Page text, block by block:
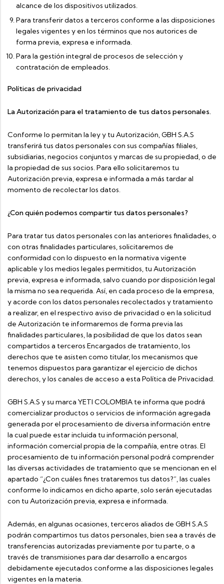
alcance de los dispositivos utilizados.
Para transferir datos a terceros conforme a las disposiciones
legales vigentes y en los términos que nos autorices de
forma previa, expresa e informada.
Para la gestión integral de procesos de selección y
contratación de empleados.
Políticas de privacidad
La Autorización para el tratamiento de tus datos personales.
Conforme lo permitan la ley y tu Autorización, GBH S.A.S
transferirá tus datos personales con sus compañías filiales,
subsidiarias, negocios conjuntos y marcas de su propiedad, o de
la propiedad de sus socios. Para ello solicitaremos tu
Autorización previa, expresa e informada a más tardar al
momento de recolectar los datos.
¿Con quién podemos compartir tus datos personales?
Para tratar tus datos personales con las anteriores finalidades, o
con otras finalidades particulares, solicitaremos de
conformidad con lo dispuesto en la normativa vigente
aplicable y los medios legales permitidos, tu Autorización
previa, expresa e informada, salvo cuando por disposición legal
la misma no sea requerida. Así, en cada proceso de la empresa,
y acorde con los datos personales recolectados y tratamiento
a realizar, en el respectivo aviso de privacidad o en la solicitud
de Autorización te informaremos de forma previa las
finalidades particulares, la posibilidad de que los datos sean
compartidos a terceros Encargados de tratamiento, los
derechos que te asisten como titular, los mecanismos que
tenemos dispuestos para garantizar el ejercicio de dichos
derechos, y los canales de acceso a esta Política de Privacidad.
GBH S.A.S y su marca YETI COLOMBIA te informa que podrá
comercializar productos o servicios de información agregada
generada por el procesamiento de diversa información entre
la cual puede estar incluida tu información personal,
información comercial propia de la compañía, entre otras. El
procesamiento de tu información personal podrá comprender
las diversas actividades de tratamiento que se mencionan en el
apartado “¿Con cuáles fines trataremos tus datos?”, las cuales
conforme lo indicamos en dicho aparte, solo serán ejecutadas
con tu Autorización previa, expresa e informada.
Además, en algunas ocasiones, terceros aliados de GBH S.A.S
podrán compartirnos tus datos personales, bien sea a través de
transferencias autorizadas previamente por tu parte, o a
través de transmisiones para dar desarrollo a encargos
debidamente ejecutados conforme a las disposiciones legales
vigentes en la materia.